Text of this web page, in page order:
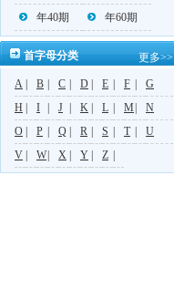
年40期 年60期
首字母分类 更多>>
A B C D E F
G
H
I J K L M
N
O
P Q R S T
U
V
W X Y Z